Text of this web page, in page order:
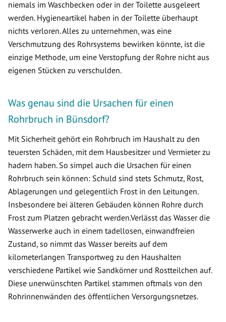
niemals im Waschbecken oder in der Toilette ausgeleert
werden. Hygieneartikel haben in der Toilette überhaupt
nichts verloren. Alles zu unternehmen, was eine
Verschmutzung des Rohrsystems bewirken könnte, ist die
einzige Methode, um eine Verstopfung der Rohre nicht aus
eigenen Stücken zu verschulden.
Was genau sind die Ursachen für einen
Rohrbruch in Bünsdorf?
Mit Sicherheit gehört ein Rohrbruch im Haushalt zu den
teuersten Schäden, mit dem Hausbesitzer und Vermieter zu
hadern haben. So simpel auch die Ursachen für einen
Rohrbruch sein können: Schuld sind stets Schmutz, Rost,
Ablagerungen und gelegentlich Frost in den Leitungen.
Insbesondere bei älteren Gebäuden können Rohre durch
Frost zum Platzen gebracht werden.Verlässt das Wasser die
Wasserwerke auch in einem tadellosen, einwandfreien
Zustand, so nimmt das Wasser bereits auf dem
kilometerlangen Transportweg zu den Haushalten
verschiedene Partikel wie Sandkörner und Rostteilchen auf.
Diese unerwünschten Partikel stammen oftmals von den
Rohrinnenwänden des öffentlichen Versorgungsnetzes.